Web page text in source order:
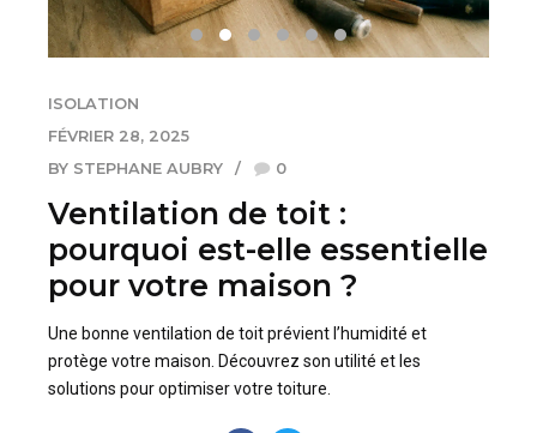
ISOLATION
FÉVRIER 28, 2025
BY STEPHANE AUBRY
0
Ventilation de toit :
pourquoi est-elle essentielle
pour votre maison ?
Une bonne ventilation de toit prévient l’humidité et
protège votre maison. Découvrez son utilité et les
solutions pour optimiser votre toiture.